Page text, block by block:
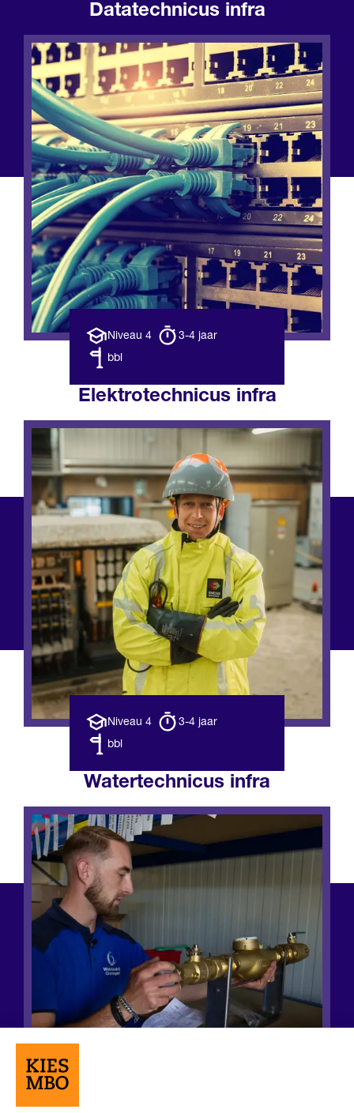
Datatechnicus infra
Opleiding
Niveau 4
Opleiding
duur
3-4 jaar
Leerweg
bbl
Elektrotechnicus infra
Opleiding
Niveau 4
Opleiding
duur
3-4 jaar
Leerweg
bbl
Watertechnicus infra